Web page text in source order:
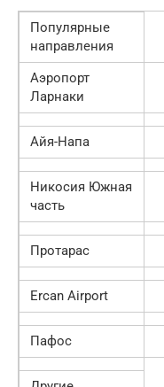
Популярные
направления
Аэропорт
Ларнаки
Айя-Напа
Никосия Южная
часть
Протарас
Ercan Airport
Пафос